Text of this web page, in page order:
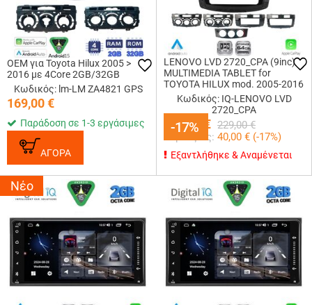
OEM για Toyota Hilux 2005 >
2016 με 4Core 2GB/32GB
Κωδικός: lm-LM ZA4821 GPS
169,00€
Παράδοση σε 1-3 εργάσιμες
ΑΓΟΡΑ
-17%
LENOVO LVD 2720_CPA (9inc)
MULTIMEDIA TABLET for
TOYOTA HILUX mod. 2005-2016
Κωδικός: IQ-LENOVO LVD
2720_CPA
189,00 € 229,00 €
Κερδίζεις: 40,00 € (-17%)
-17%
Εξαντλήθηκε & Αναμένεται
Νέο